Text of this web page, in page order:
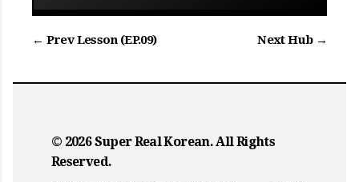
← Prev Lesson (EP.09) Next Hub →
© 2026 Super Real Korean. All Rights
Reserved.